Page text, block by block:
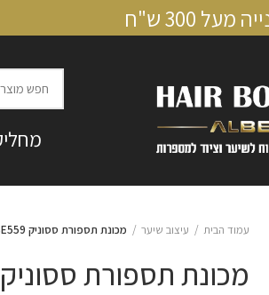
300 ש"ח
עמוד הבית עיצוב שיער מכונת תספורת ססוניק Sassonic ESE559
מכונת תספורת ססוניק Sassonic ESE559